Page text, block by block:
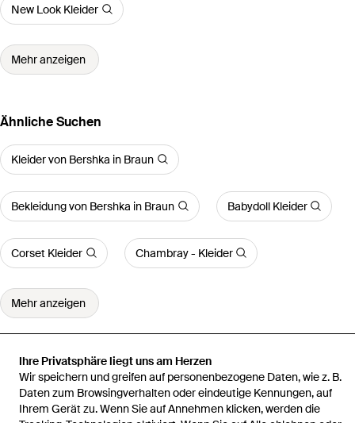
Ihre Privatsphäre liegt uns am Herzen
Wir speichern und greifen auf personenbezogene Daten, wie z. B.
Daten zum Browsingverhalten oder eindeutige Kennungen, auf
Ihrem Gerät zu. Wenn Sie auf Annehmen klicken, werden die
New Look Kleider
Mehr anzeigen
Ähnliche Suchen
Kleider von Bershka in Braun
Bekleidung von Bershka in Braun Babydoll Kleider
Corset Kleider Chambray - Kleider
Mehr anzeigen
Startseite Damen Kleider – neckholder-minikleid